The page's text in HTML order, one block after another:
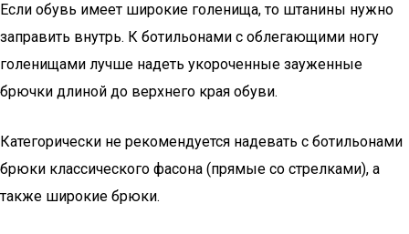
Если обувь имеет широкие голенища, то штанины нужно
заправить внутрь. К ботильонами с облегающими ногу
голенищами лучше надеть укороченные зауженные
брючки длиной до верхнего края обуви.
Категорически не рекомендуется надевать с ботильонами
брюки классического фасона (прямые со стрелками), а
также широкие брюки.